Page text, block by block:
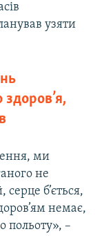
узяти
ми
не
б’ється,
немає,
польоту», –